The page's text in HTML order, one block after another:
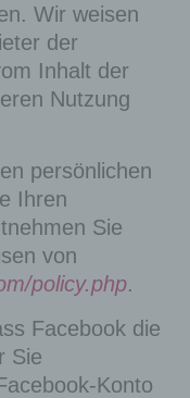
Wir weisen
der
Inhalt der
Nutzung
persönlichen
Ihren
Sie
von
policy.php.
Facebook die
Sie
Konto